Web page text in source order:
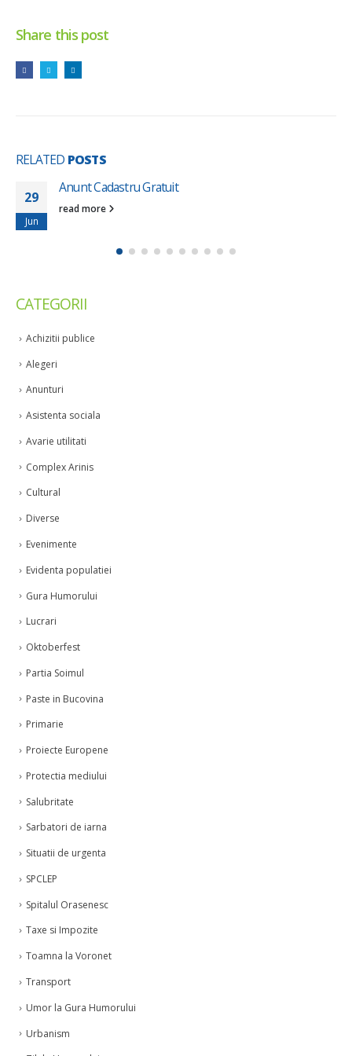
Share this post
RELATED POSTS
29
Jun
Anunt Cadastru Gratuit
read more
CATEGORII
Achizitii publice
Alegeri
Anunturi
Asistenta sociala
Avarie utilitati
Complex Arinis
Cultural
Diverse
Evenimente
Evidenta populatiei
Gura Humorului
Lucrari
Oktoberfest
Partia Soimul
Paste in Bucovina
Primarie
Proiecte Europene
Protectia mediului
Salubritate
Sarbatori de iarna
Situatii de urgenta
SPCLEP
Spitalul Orasenesc
Taxe si Impozite
Toamna la Voronet
Transport
Umor la Gura Humorului
Urbanism